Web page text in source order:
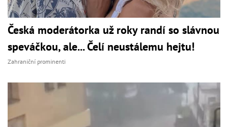
Česká moderátorka už roky randí so slávnou
speváčkou, ale... Čelí neustálemu hejtu!
Zahraniční prominenti